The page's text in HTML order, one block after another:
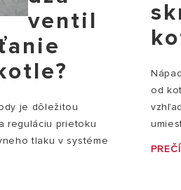
ventil
je dôležitou
reguláciu prietoku
tlaku v systéme
od